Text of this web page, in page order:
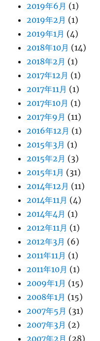
2019年6月 (1)
2019年2月 (1)
2019年1月 (4)
2018年10月 (14)
2018年2月 (1)
2017年12月 (1)
2017年11月 (1)
2017年10月 (1)
2017年9月 (11)
2016年12月 (1)
2015年3月 (1)
2015年2月 (3)
2015年1月 (31)
2014年12月 (11)
2014年11月 (4)
2014年4月 (1)
2012年11月 (1)
2012年3月 (6)
2011年11月 (1)
2011年10月 (1)
2009年1月 (15)
2008年1月 (15)
2007年5月 (31)
2007年3月 (2)
2007年2月 (28)